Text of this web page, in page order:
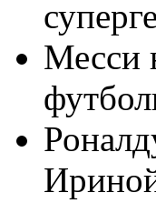
Месси